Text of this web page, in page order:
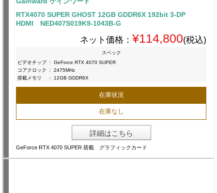
RTX4070 SUPER GHOST 12GB GDDR6X 192bit 3-DP
HDMI NED407S019K9-1043B-G
ネット価格： ¥114,800(税込)
スペック
ビデオチップ :
GeForce RTX 4070 SUPER
コアクロック
:
2475MHz
搭載メモリ
: 12GB GDDR6X
在庫状況
在庫なし
詳細はこちら
GeForce RTX 4070 SUPER 搭載 グラフィックカード